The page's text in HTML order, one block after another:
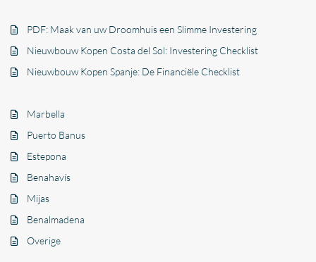
PDF: Maak van uw Droomhuis een Slimme Investering
Nieuwbouw Kopen Costa del Sol: Investering Checklist
Nieuwbouw Kopen Spanje: De Financiële Checklist
Marbella
Puerto Banus
Estepona
Benahavís
Mijas
Benalmadena
Overige